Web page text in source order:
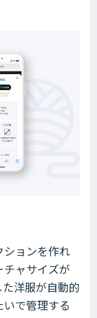
ションを作れ
ャサイズが
洋服が自動的
で管理する